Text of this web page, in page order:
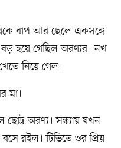
বাপ আর ছেলে একসঙ্গে
হয়ে গেছিল অরণ্যর। নখ
নিয়ে গেল।
মা।
অরণ্য। সন্ধ্যায় যখন
রইল। টিভিতে ওর প্রিয়